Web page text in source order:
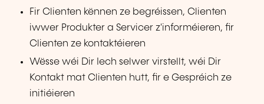
Fir Clienten kënnen ze begréissen, Clienten
iwwer Produkter a Servicer z'informéieren, fir
Clienten ze kontaktéieren
Wësse wéi Dir Iech selwer virstellt, wéi Dir
Kontakt mat Clienten hutt, fir e Gespréich ze
initiéieren